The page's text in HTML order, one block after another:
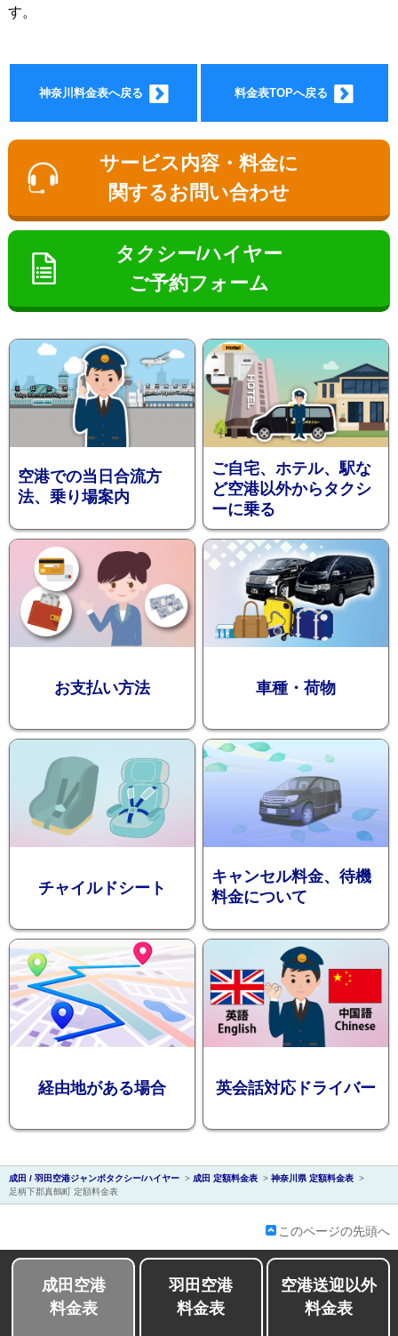
メーショ
ン
お勧め送
迎プラン
送迎
京
成
田
会社紹介
す。
神奈川料金表へ戻る 料金表TOPへ戻る
サービス内容・料金に
関するお問い合わせ
タクシー/ハイヤー
ご予約フォーム
空港での当日合流方
法、乗り場案内
ご自宅、ホテル、駅な
ど空港以外からタクシ
ーに乗る
お支払い方法 車種・荷物
チャイルドシート
キャンセル料金、待機
料金について
経由地がある場合 英会話対応ドライバー
成田 / 羽田空港ジャンボタクシー/ハイヤー > 成田 定額料金表 > 神奈川県 定額料金表 >
足柄下郡真鶴町 定額料金表
このページの先頭へ
成田空港
料金表
羽田空港
料金表
空港送迎以外
料金表